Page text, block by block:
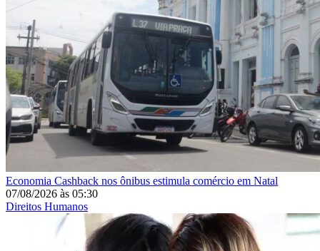
Economia Cashback nos ônibus estimula comércio em Natal
07/08/2026 às 05:30
Direitos Humanos